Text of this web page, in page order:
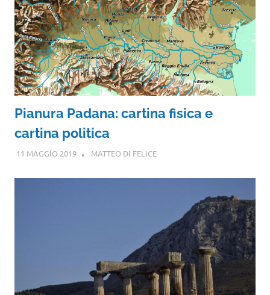
Pianura Padana: cartina fisica e
cartina politica
11 MAGGIO 2019 MATTEO DI FELICE